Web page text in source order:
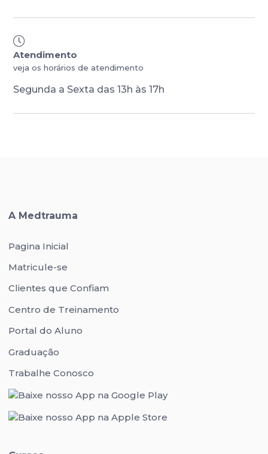
Atendimento
veja os horários de atendimento
Segunda a Sexta das 13h às 17h
A Medtrauma
Pagina Inicial
Matricule-se
Clientes que Confiam
Centro de Treinamento
Portal do Aluno
Graduação
Trabalhe Conosco